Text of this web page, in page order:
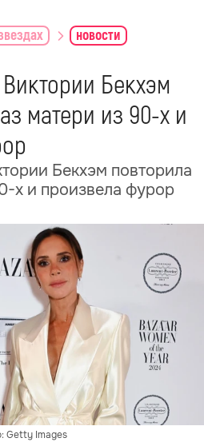
новости
Виктории Бекхэм
матери из 90-х и
Бекхэм повторила
х и произвела фурор
Getty Images